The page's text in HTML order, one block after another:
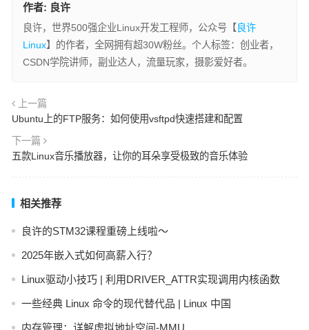
作者: 良许
良许，世界500强企业Linux开发工程师，公众号【 良许
Linux】的作者，全网拥有超30W粉丝。个人标签：创业者，
CSDN学院讲师，副业达人，流量玩家，摄影爱好者。
上一篇
Ubuntu上的FTP服务：如何使用vsftpd快速搭建和配置
下一篇
五款Linux音乐播放器，让你的耳朵享受极致的音乐体验
相关推荐
良许的STM32课程重磅上线啦～
2025年嵌入式如何高薪入行？
Linux驱动小技巧 | 利用DRIVER_ATTR实现调用内核函数
一些经典 Linux 命令的现代替代品 | Linux 中国
内存管理：详解虚拟地址空间-MMU